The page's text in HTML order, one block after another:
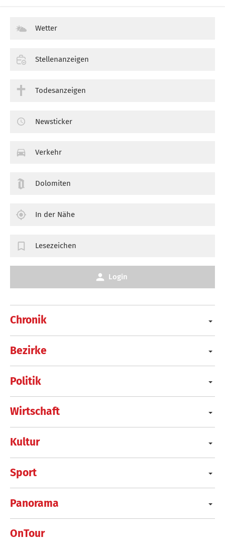
Chronik
Bezirke
Politik
Wirtschaft
Kultur
Sport
Panorama
OnTour
Wetter
Stellenanzeigen
Todesanzeigen
Newsticker
Verkehr
Dolomiten
In der Nähe
Lesezeichen
Login